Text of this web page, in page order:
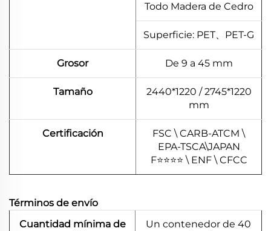
Todo Madera de Cedro
Superficie: PET、PET-G
Grosor De 9 a 45 mm
Tamaño
2440*1220 / 2745*1220
mm
Certificación
FSC \ CARB-ATCM \
EPA-TSCA\JAPAN
F⭐⭐⭐⭐ \ ENF \ CFCC
Términos de envío
Cuantidad mínima de
Un contenedor de 40